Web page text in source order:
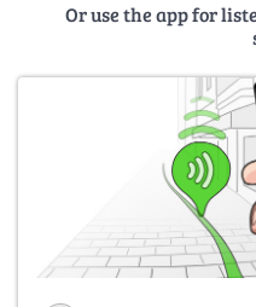
Or use the app for